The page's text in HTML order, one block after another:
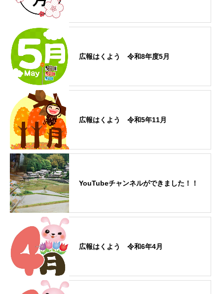
広報はくよう 令和8年度5月
広報はくよう 令和5年11月
YouTubeチャンネルができました！！
広報はくよう 令和6年4月